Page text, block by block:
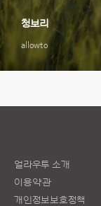
allowto
청보리
얼라우투 소개
이용약관
개인정보보호정책